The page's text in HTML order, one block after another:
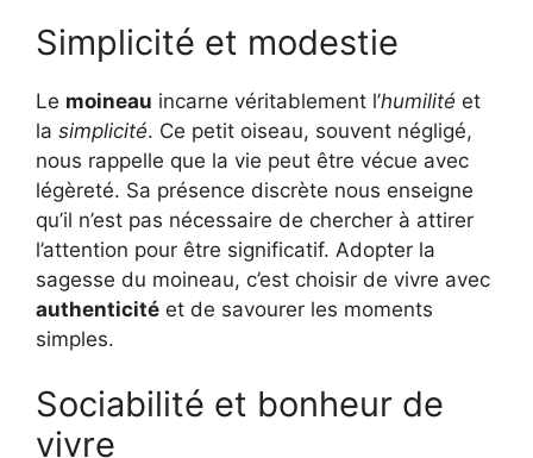
Simplicité et modestie
Le moineau incarne véritablement l’humilité et
la simplicité. Ce petit oiseau, souvent négligé,
nous rappelle que la vie peut être vécue avec
légèreté. Sa présence discrète nous enseigne
qu’il n’est pas nécessaire de chercher à attirer
l’attention pour être significatif. Adopter la
sagesse du moineau, c’est choisir de vivre avec
authenticité et de savourer les moments
simples.
Sociabilité et bonheur de
vivre